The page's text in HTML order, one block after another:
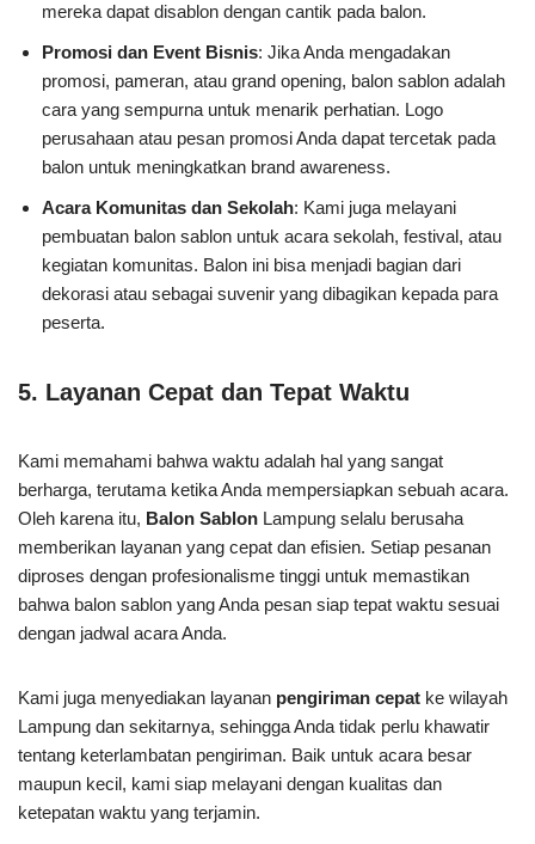
mereka dapat disablon dengan cantik pada balon.
Promosi dan Event Bisnis: Jika Anda mengadakan
promosi, pameran, atau grand opening, balon sablon adalah
cara yang sempurna untuk menarik perhatian. Logo
perusahaan atau pesan promosi Anda dapat tercetak pada
balon untuk meningkatkan brand awareness.
Acara Komunitas dan Sekolah: Kami juga melayani
pembuatan balon sablon untuk acara sekolah, festival, atau
kegiatan komunitas. Balon ini bisa menjadi bagian dari
dekorasi atau sebagai suvenir yang dibagikan kepada para
peserta.
5. Layanan Cepat dan Tepat Waktu
Kami memahami bahwa waktu adalah hal yang sangat
berharga, terutama ketika Anda mempersiapkan sebuah acara.
Oleh karena itu, Balon Sablon Lampung selalu berusaha
memberikan layanan yang cepat dan efisien. Setiap pesanan
diproses dengan profesionalisme tinggi untuk memastikan
bahwa balon sablon yang Anda pesan siap tepat waktu sesuai
dengan jadwal acara Anda.
Kami juga menyediakan layanan pengiriman cepat ke wilayah
Lampung dan sekitarnya, sehingga Anda tidak perlu khawatir
tentang keterlambatan pengiriman. Baik untuk acara besar
maupun kecil, kami siap melayani dengan kualitas dan
ketepatan waktu yang terjamin.